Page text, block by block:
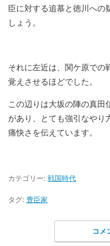
臣に対する追慕と徳川への
しょう。
それに左近は、関ケ原での
覚えさせるほどでした。
この辺りは大坂の陣の真
があり、とても強引なやり
痛快さを伝えています。
カテゴリー: 戦国時代
タグ: 豊臣家
コメ